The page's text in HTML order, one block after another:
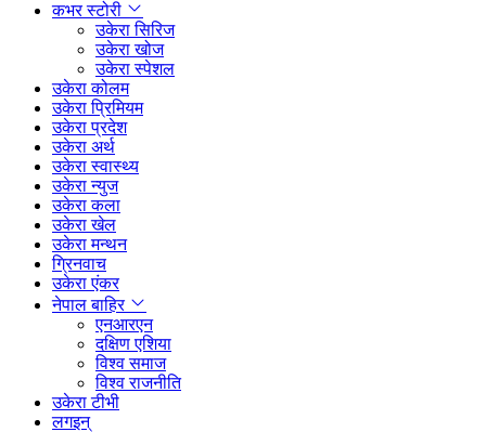
कभर स्टोरी
उकेरा सिरिज
उकेरा खोज
उकेरा स्पेशल
उकेरा कोलम
उकेरा प्रिमियम
उकेरा प्रदेश
उकेरा अर्थ
उकेरा स्वास्थ्य
उकेरा न्युज
उकेरा कला
उकेरा खेल
उकेरा मन्थन
ग्रिनवाच
उकेरा एंकर
नेपाल बाहिर
एनआरएन
दक्षिण एशिया
विश्व समाज
विश्व राजनीति
उकेरा टीभी
लगइन्